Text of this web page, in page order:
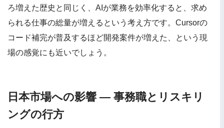
ろ増えた歴史と同じく、AIが業務を効率化すると、求め
られる仕事の総量が増えるという考え方です。Cursorの
コード補完が普及するほど開発案件が増えた、という現
場の感覚にも近いでしょう。
日本市場への影響 — 事務職とリスキリ
ングの行方